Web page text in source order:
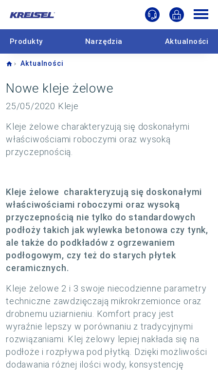
Produkty Narzędzia Aktualności
Home
Aktualności
Nowe kleje żelowe
25/05/2020 Kleje
Kleje żelowe charakteryzują się doskonałymi
właściwościami roboczymi oraz wysoką
przyczepnością.
Kleje żelowe charakteryzują się doskonałymi
właściwościami roboczymi oraz wysoką
przyczepnością nie tylko do standardowych
podłoży takich jak wylewka betonowa czy tynk,
ale także do podkładów z ogrzewaniem
podłogowym, czy też do starych płytek
ceramicznych.
Kleje żelowe 2 i 3 swoje niecodzienne parametry
techniczne zawdzięczają mikrokrzemionce oraz
drobnemu uziarnieniu. Komfort pracy jest
wyraźnie lepszy w porównaniu z tradycyjnymi
rozwiązaniami. Klej żelowy lepiej nakłada się na
podłoże i rozpływa pod płytką. Dzięki możliwości
dodawania różnej ilości wody, konsystencję